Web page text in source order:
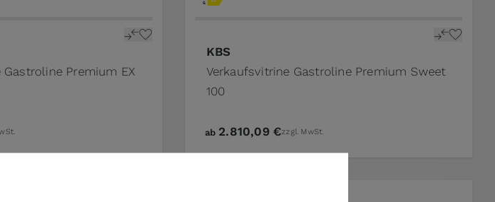
Premium EX
KBS
Verkaufsvitrine Gastroline Premium Sweet
100
ab 2.810,09 €zzgl. MwSt.